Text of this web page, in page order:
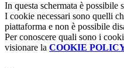
In questa schermata è possibile
I cookie necessari sono quelli
piattaforma e non è possibile
Per conoscere quali sono i
visionare la COOKIE